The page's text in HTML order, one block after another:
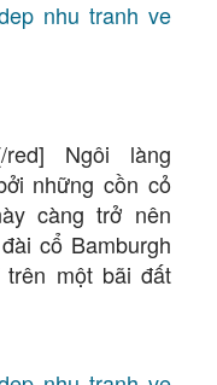
red] Ngôi làng
những cồn cỏ
càng trở nên
cổ Bamburgh
một bãi đất